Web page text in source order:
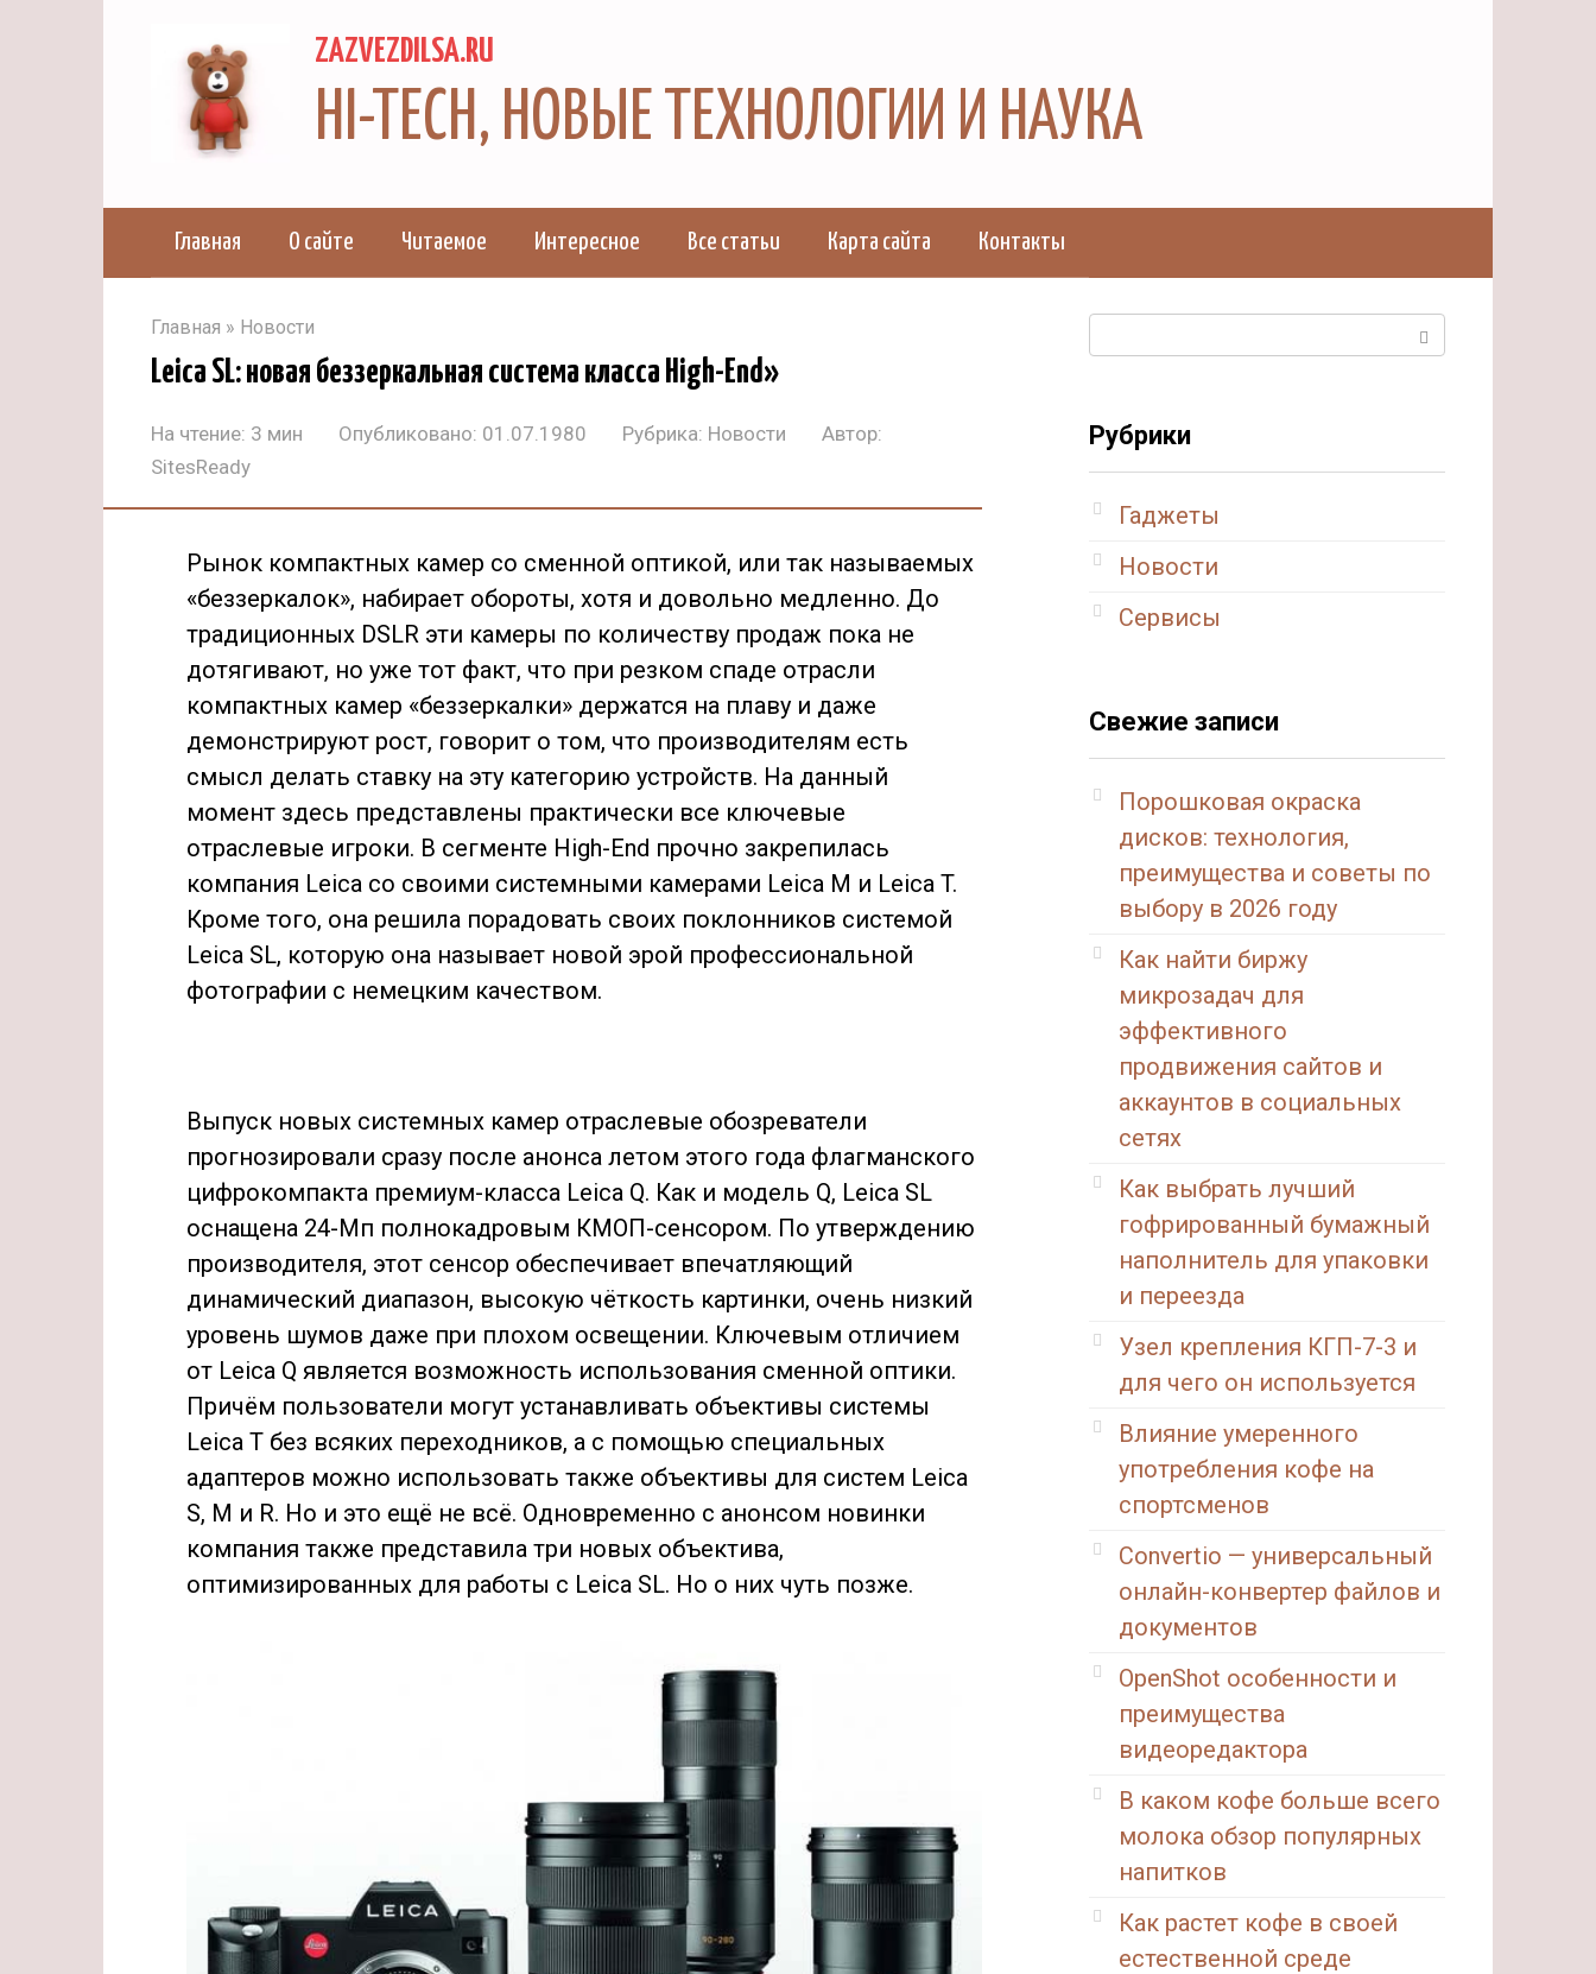
ZAZVEZDILSA.RU
HI-TECH, НОВЫЕ ТЕХНОЛОГИИ И НАУКА
Главная О сайте Читаемое Интересное Все статьи Карта сайта Контакты
Главная » Новости
Leica SL: новая беззеркальная система класса High-End»
На чтение: 3 мин Опубликовано: 01.07.1980 Рубрика: Новости
Автор:
SitesReady
Рынок компактных камер со сменной оптикой, или так называемых
«беззеркалок», набирает обороты, хотя и довольно медленно. До
традиционных DSLR эти камеры по количеству продаж пока не
дотягивают, но уже тот факт, что при резком спаде отрасли
компактных камер «беззеркалки» держатся на плаву и даже
демонстрируют рост, говорит о том, что производителям есть
смысл делать ставку на эту категорию устройств. На данный
момент здесь представлены практически все ключевые
отраслевые игроки. В сегменте High-End прочно закрепилась
компания Leica со своими системными камерами Leica M и Leica T.
Кроме того, она решила порадовать своих поклонников системой
Leica SL, которую она называет новой эрой профессиональной
фотографии с немецким качеством.
Выпуск новых системных камер отраслевые обозреватели
прогнозировали сразу после анонса летом этого года флагманского
цифрокомпакта премиум-класса Leica Q. Как и модель Q, Leica SL
оснащена 24-Мп полнокадровым КМОП-сенсором. По утверждению
производителя, этот сенсор обеспечивает впечатляющий
динамический диапазон, высокую чёткость картинки, очень низкий
уровень шумов даже при плохом освещении. Ключевым отличием
от Leica Q является возможность использования сменной оптики.
Причём пользователи могут устанавливать объективы системы
Leica T без всяких переходников, а с помощью специальных
адаптеров можно использовать также объективы для систем Leica
S, M и R. Но и это ещё не всё. Одновременно с анонсом новинки
компания также представила три новых объектива,
оптимизированных для работы с Leica SL. Но о них чуть позже.
Рубрики
Гаджеты
Новости
Сервисы
Свежие записи
Порошковая окраска
дисков: технология,
преимущества и советы по
выбору в 2026 году
Как найти биржу
микрозадач для
эффективного
продвижения сайтов и
аккаунтов в социальных
сетях
Как выбрать лучший
гофрированный бумажный
наполнитель для упаковки
и переезда
Узел крепления КГП-7-3 и
для чего он используется
Влияние умеренного
употребления кофе на
спортсменов
Convertio — универсальный
онлайн-конвертер файлов и
документов
OpenShot особенности и
преимущества
видеоредактора
В каком кофе больше всего
молока обзор популярных
напитков
Как растет кофе в своей
естественной среде